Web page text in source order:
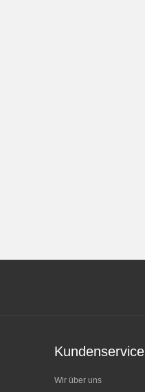
Kundenservice
Wir über uns